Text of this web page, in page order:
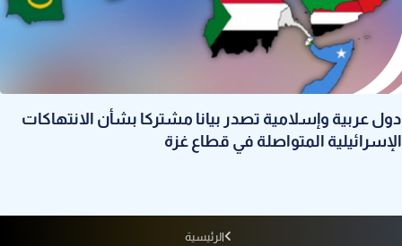
دول عربية وإسلامية تصدر بيانا مشتركا بشأن الانتهاكات
الإسرائيلية المتواصلة في قطاع غزة
الرئيسية